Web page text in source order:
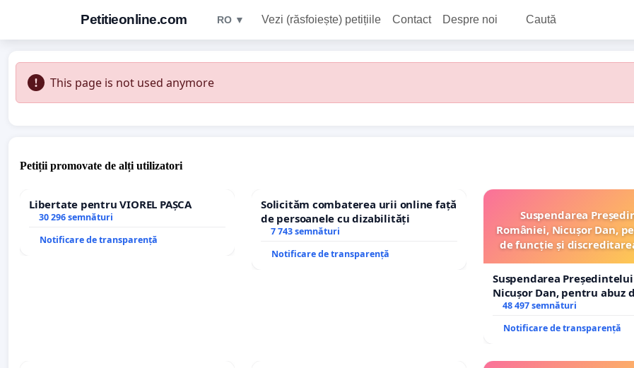
Petitieonline.com RO ▼ Vezi (răsfoiește) petițiile Contact Despre noi Caută
This page is not used anymore
Petiții promovate de alți utilizatori
Libertate pentru VIOREL PAȘCA
30 296 semnături
Notificare de transparență
Solicităm combaterea urii online față
de persoanele cu dizabilități
7 743 semnături
Notificare de transparență
Suspendarea
României, Nicușor Dan,
de funcție și
Suspendarea
Nicușor Dan, pentru abuz
și discreditarea statului
48 497 semnături
Notificare de transparență